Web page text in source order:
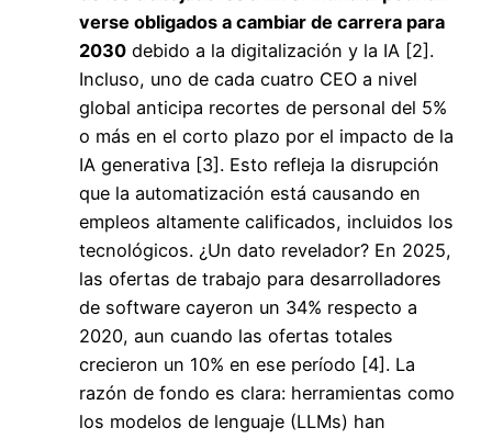
verse obligados a cambiar de carrera para
2030 debido a la digitalización y la IA [2].
Incluso, uno de cada cuatro CEO a nivel
global anticipa recortes de personal del 5%
o más en el corto plazo por el impacto de la
IA generativa [3]. Esto refleja la disrupción
que la automatización está causando en
empleos altamente calificados, incluidos los
tecnológicos. ¿Un dato revelador? En 2025,
las ofertas de trabajo para desarrolladores
de software cayeron un 34% respecto a
2020, aun cuando las ofertas totales
crecieron un 10% en ese período [4]. La
razón de fondo es clara: herramientas como
los modelos de lenguaje (LLMs) han